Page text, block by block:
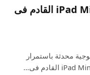
تعرف على مواصفات جهاز iPad Mini القادم فى
محدثة باستمرار